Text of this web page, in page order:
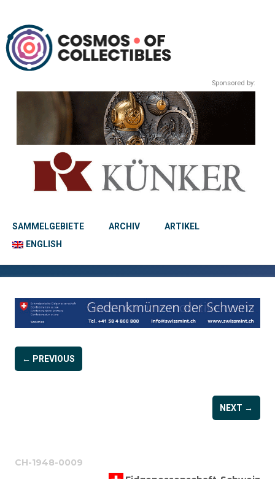
Sponsored by:
SAMMELGEBIETE ARCHIV
ARTIKEL
ENGLISH
← PREVIOUS
NEXT →
CH-1948-0009